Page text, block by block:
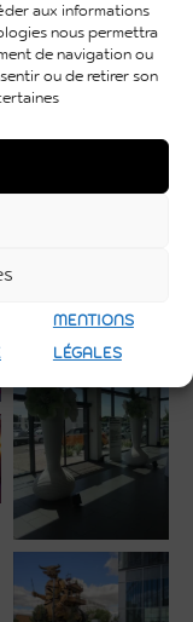
aux informations
nous permettra
de navigation ou
ou de retirer son
MENTIONS
LÉGALES